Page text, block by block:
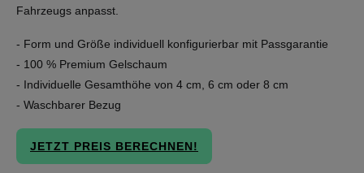
Fahrzeugs anpasst.
- Form und Größe individuell konfigurierbar mit Passgarantie
- 100 % Premium Gelschaum
- Individuelle Gesamthöhe von 4 cm, 6 cm oder 8 cm
- Waschbarer Bezug
JETZT PREIS BERECHNEN!